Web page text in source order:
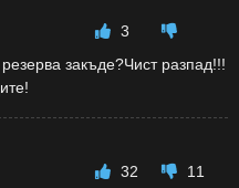
3
закъде?Чист разпад!!!
32
11